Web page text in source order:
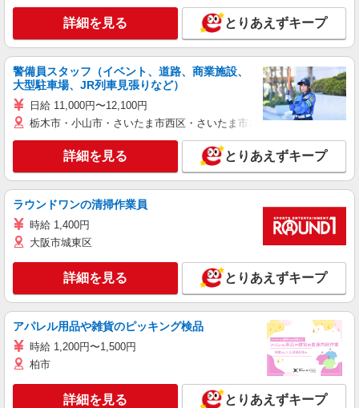
詳細を見る とりあえずキープ
警備員スタッフ（イベント、道路、商業施設、
大型駐車場、JR列車見張りなど）
日給 11,000円〜12,100円
栃木市・小山市・さいたま市西区・さいたま市岩槻区・久喜市・蓮田
詳細を見る とりあえずキープ
ラウンドワンの清掃作業員
時給 1,400円
大阪市城東区
詳細を見る とりあえずキープ
アパレル用品や雑貨のピッキング検品
時給 1,200円〜1,500円
柏市
詳細を見る とりあえずキープ